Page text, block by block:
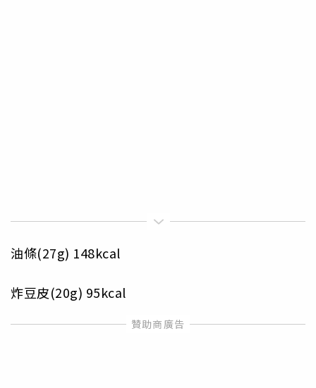
油條(27g) 148kcal
炸豆皮(20g) 95kcal